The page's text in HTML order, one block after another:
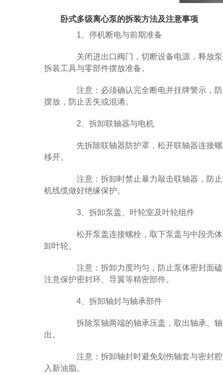
卧式多级离心泵的拆装方法及注意事项
1、停机断电与前期准备
关闭进出口阀门，切断设备电源，释放泵
拆装工具与零部件摆放准备。
注意：必须确认完全断电并挂牌警示，防
摆放，防止丢失或混淆。
2、拆卸联轴器与电机
先拆除联轴器防护罩，松开联轴器连接螺
移开。
注意：拆卸时禁止暴力敲击联轴器，防止
机线缆做好绝缘保护。
3、拆卸泵盖、叶轮室及叶轮组件
松开泵盖连接螺栓，取下泵盖与中段壳体
卸叶轮。
注意：拆卸力度均匀，防止泵体密封面磕
注意保护密封环、导翼等精密部件。
4、拆卸轴封与轴承部件
拆除泵轴两端的轴承压盖，取出轴承、轴
出。
注意：拆卸轴封时避免划伤轴套与密封腔;
入新油脂。